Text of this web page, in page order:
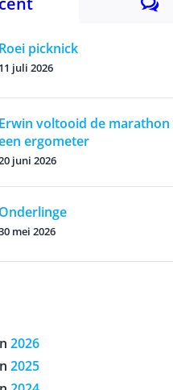
Roei picknick
11 juli 2026
Erwin voltooid de marathon
ergometer
juni 2026
Onderlinge
mei 2026
2026
2025